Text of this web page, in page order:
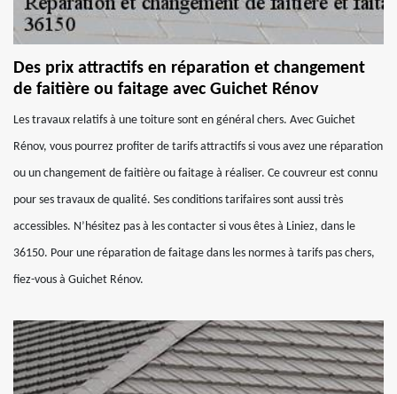
Des prix attractifs en réparation et changement
de faitière ou faitage avec Guichet Rénov
Les travaux relatifs à une toiture sont en général chers. Avec Guichet
Rénov, vous pourrez profiter de tarifs attractifs si vous avez une réparation
ou un changement de faitière ou faitage à réaliser. Ce couvreur est connu
pour ses travaux de qualité. Ses conditions tarifaires sont aussi très
accessibles. N’hésitez pas à les contacter si vous êtes à Liniez, dans le
36150. Pour une réparation de faitage dans les normes à tarifs pas chers,
fiez-vous à Guichet Rénov.